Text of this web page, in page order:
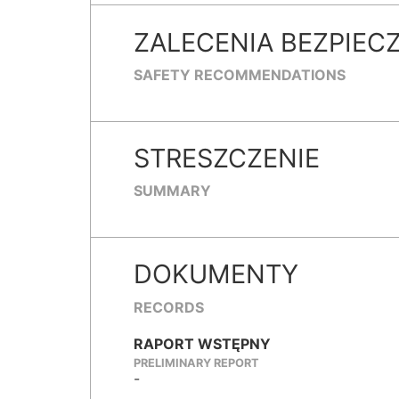
ZALECENIA
SAFETY RECOMMENDATIONS
STRESZCZENIE
SUMMARY
DOKUMENTY
RECORDS
RAPORT WSTĘPNY
PRELIMINARY REPORT
-